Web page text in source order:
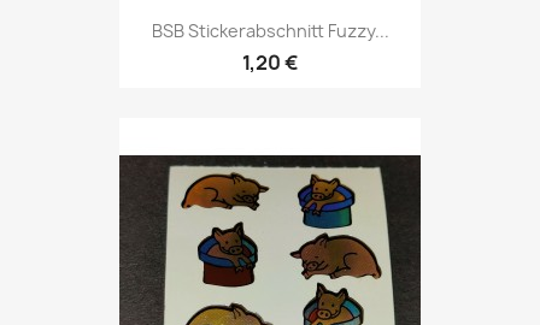
BSB Stickerabschnitt Fuzzy...
1,20 €